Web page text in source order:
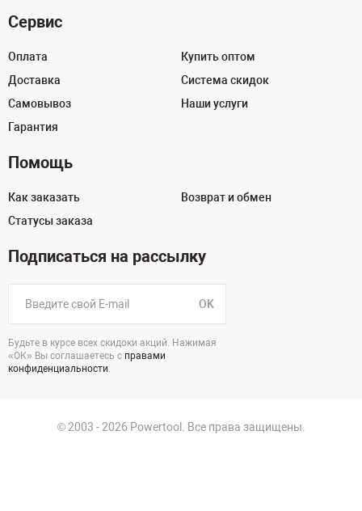
Сервис
Оплата
Доставка
Самовывоз
Гарантия
Купить оптом
Система скидок
Наши услуги
Помощь
Как заказать
Статусы заказа
Возврат и обмен
Подписаться на рассылку
OK
Будьте в курсе всех скидоки акций. Нажимая
«ОК» Вы соглашаетесь с правами
конфиденциальности.
© 2003 - 2026 Powertool. Все права защищены.